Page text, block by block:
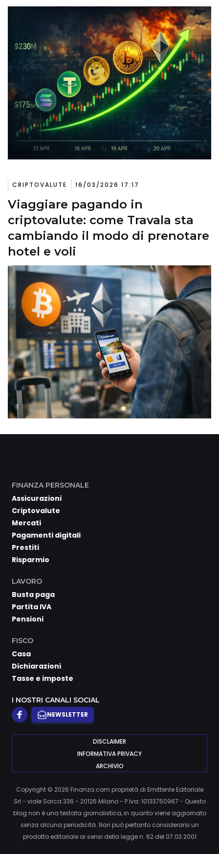
CRIPTOVALUTE 16/03/2026 17:17
Viaggiare pagando in
criptovalute: come Travala sta
cambiando il modo di prenotare
hotel e voli
FINANZA PERSONALE
Assicurazioni
Criptovalute
Mercati
Pagamenti digitali
Prestiti
Risparmio
LAVORO
Busta paga
Partita IVA
Pensioni
FISCO
Casa
Dichiarazioni
Tasse e imposte
I NOSTRI CANALI SOCIAL
NEWSLETTER
DISCLAIMER
INFORMATIVA PRIVACY
ARCHIVIO
Copyright © 2026 Finanza.com proprietà di Emittente Editoriale
Srl - viale Sarca 336 - 20126 Milano - P.Iva: 10133750967 - Questo
blog non è una testata giornalistica, in quanto viene aggiornato
senza alcuna periodicità. Non può pertanto considerarsi un
prodotto editoriale ai sensi della legge n. 62 del 07.03.2001